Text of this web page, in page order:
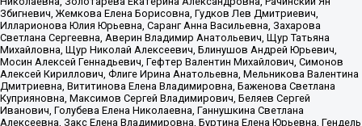
Збигневич, Жемкова Елена Борисовна, Гудков Лев Дмитриевич,
Илларионова Юлия Юрьевна, Саранг Анна Васильевна, Захарова
Светлана Сергеевна, Аверин Владимир Анатольевич, Щур Татьяна
Михайловна, Щур Николай Алексеевич, Блинушов Андрей Юрьевич,
Мосин Алексей Геннадьевич, Гефтер Валентин Михайлович, Симонов
Алексей Кириллович, Флиге Ирина Анатольевна, Мельникова Валентина
Дмитриевна, Вититинова Елена Владимировна, Баженова Светлана
Куприяновна, Максимов Сергей Владимирович, Беляев Сергей
Иванович, Голубева Елена Николаевна, Ганнушкина Светлана
Алексеевна, Закс Елена Владимировна, Буртина Елена Юрьевна, Гендель